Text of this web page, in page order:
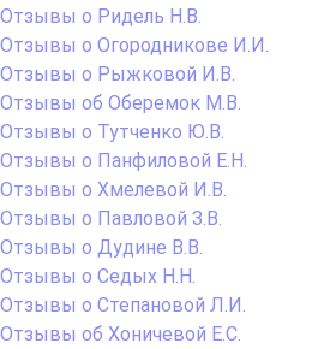
Отзывы о Ридель Н.В.
Отзывы о Огородникове И.И.
Отзывы о Рыжковой И.В.
Отзывы об Оберемок М.В.
Отзывы о Тутченко Ю.В.
Отзывы о Панфиловой Е.Н.
Отзывы о Хмелевой И.В.
Отзывы о Павловой З.В.
Отзывы о Дудине В.В.
Отзывы о Седых Н.Н.
Отзывы о Степановой Л.И.
Отзывы об Хоничевой Е.С.